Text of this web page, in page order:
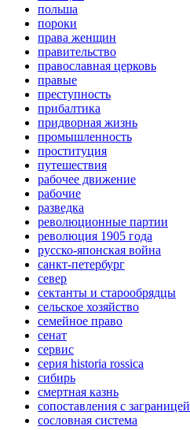
польша
пороки
права женщин
правительство
православная церковь
правые
преступность
прибалтика
придворная жизнь
промышленность
проституция
путешествия
рабочее движение
рабочие
разведка
революционные партии
революция 1905 года
русско-японская война
санкт-петербург
север
сектанты и старообрядцы
сельское хозяйство
семейное право
сенат
сервис
серия historia rossica
сибирь
смертная казнь
сопоставления с заграницей
сословная система